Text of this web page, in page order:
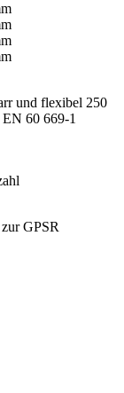
und flexibel 250
60 669-1
GPSR